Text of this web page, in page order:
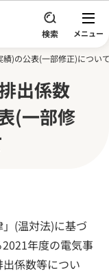
)の公表(一部修正)につい
出係数
(一部修
」(温対法)に基づ
年度の電気事
係数等につい